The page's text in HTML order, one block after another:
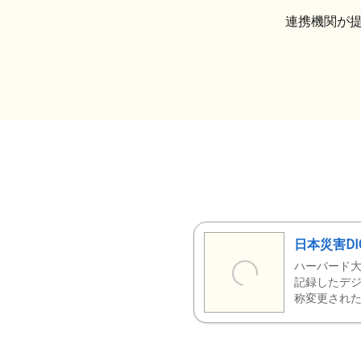
連携機関が
日本災害
ハーバード
記録したデ
称変更された